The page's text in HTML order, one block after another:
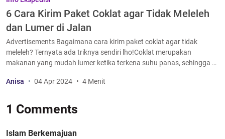
6 Cara Kirim Paket Coklat agar Tidak Meleleh
dan Lumer di Jalan
Advertisements Bagaimana cara kirim paket coklat agar tidak
meleleh? Ternyata ada triknya sendiri lho!Coklat merupakan
makanan yang mudah lumer ketika terkena suhu panas, sehingga …
Anisa 04 Apr 2024 4 Menit
1 Comments
Islam Berkemajuan